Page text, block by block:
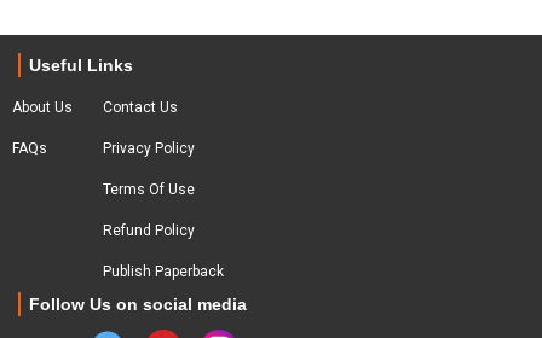
Useful Links
About Us
FAQs
Contact Us
Privacy Policy
Terms Of Use
Refund Policy
Publish Paperback
Follow Us on social media